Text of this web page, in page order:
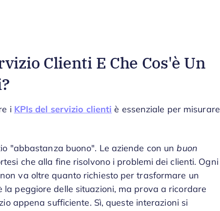
Clienti E Che Cos'è Un
i KPIs del servizio clienti è essenziale per misurare
"abbastanza buono". Le aziende con unbuon
che alla fine risolvono i problemi dei clienti. Ogni
va oltre quanto richiesto per trasformare un
la peggiore delle situazioni, ma prova a ricordare
appena sufficiente. Sì, queste interazioni si